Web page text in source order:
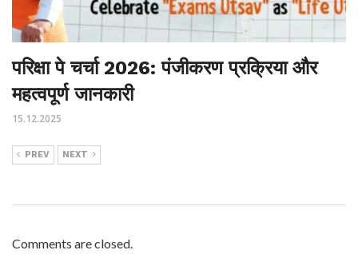
परिक्षा पे चर्चा 2026: पंजीकरण प्रक्रिया और
महत्वपूर्ण जानकारी
15.12.2025
PREV NEXT
Comments are closed.